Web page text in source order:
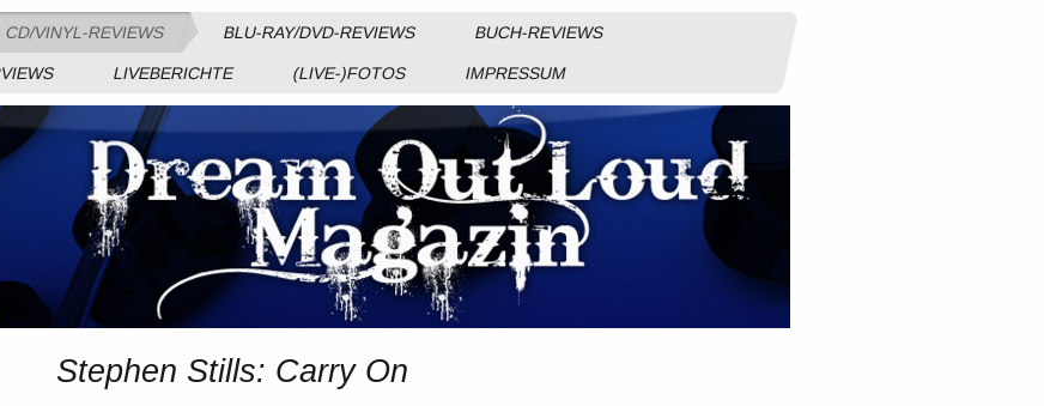
CD/VINYL-REVIEWS BLU-RAY/DVD-REVIEWS BUCH-REVIEWS
LIVEBERICHTE (LIVE-)FOTOS IMPRESSUM
Stephen Stills: Carry On